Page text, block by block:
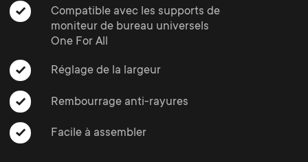
r
y
p
r
r
y
s
u
Compatible avec les supports de
moniteur de bureau universels
One For All
Réglage de la largeur
Rembourrage anti-rayures
Facile à assembler